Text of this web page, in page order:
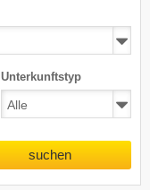
Unterkunftstyp
suchen